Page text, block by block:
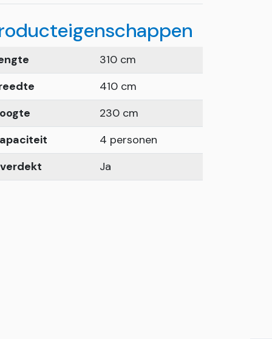
310 cm
410 cm
230 cm
4 personen
Ja